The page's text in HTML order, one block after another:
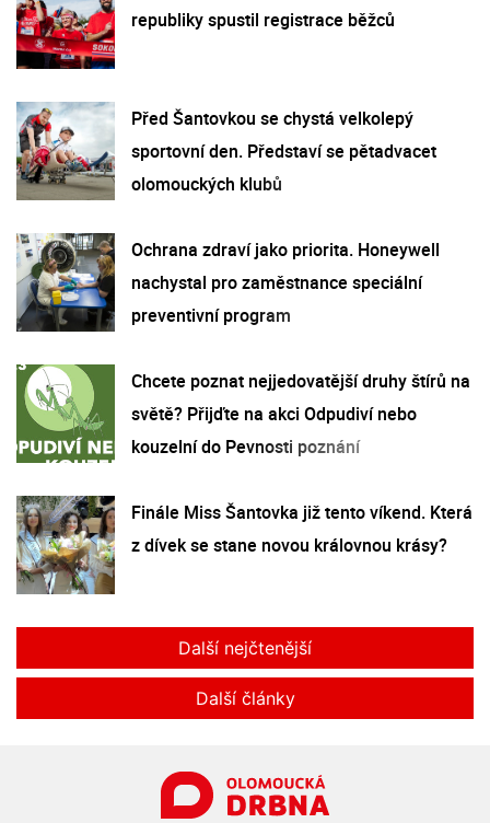
republiky spustil registrace běžců
Před Šantovkou se chystá velkolepý
sportovní den. Představí se pětadvacet
olomouckých klubů
Ochrana zdraví jako priorita. Honeywell
nachystal pro zaměstnance speciální
preventivní program
Chcete poznat nejjedovatější druhy štírů na
světě? Přijďte na akci Odpudiví nebo
kouzelní do Pevnosti poznání
Finále Miss Šantovka již tento víkend. Která
z dívek se stane novou královnou krásy?
Další nejčtenější
Další články